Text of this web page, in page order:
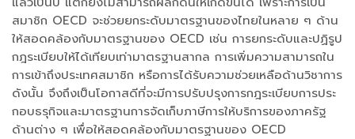
สมาชิก OECD จะช่วยยกระดับมาตรฐานของไทยในหลาย ๆ ด้าน
ให้สอดคล้องกับมาตรฐานของ OECD เช่น การยกระดับและปฏิรูป
กฎระเบียบให้ได้เทียบเท่ามาตรฐานสากล การเพิ่มความสามารถใน
การเข้าถึงประเทศสมาชิก หรือการได้รับความช่วยเหลือด้านวิชาการ
ดังนั้น จึงถึงเป็นโอกาสดีที่จะมีการปรับปรุงการกฎระเบียบการประ
กอบธรุกิจและมาตรฐานการจัดเก็บภาษีการให้บริการของภาครัฐ
ด้านต่าง ๆ เพื่อให้สอดคล้องกับมาตรฐานของ OECD